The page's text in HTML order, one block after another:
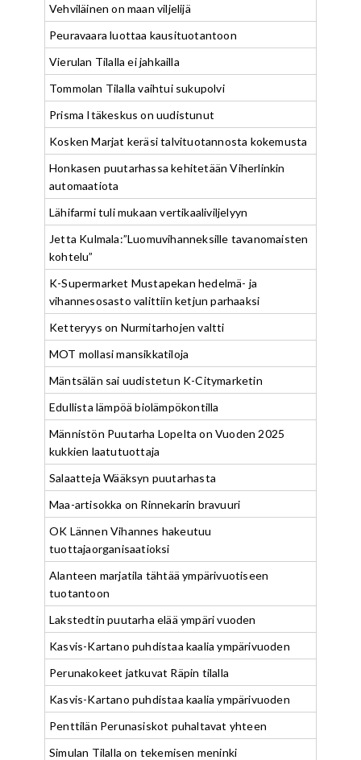
Vehviläinen on maan viljelijä
Peuravaara luottaa kausituotantoon
Vierulan Tilalla ei jahkailla
Tommolan Tilalla vaihtui sukupolvi
Prisma Itäkeskus on uudistunut
Kosken Marjat keräsi talvituotannosta kokemusta
Honkasen puutarhassa kehitetään Viherlinkin
automaatiota
Lähifarmi tuli mukaan vertikaaliviljelyyn
Jetta Kulmala:”Luomuvihanneksille tavanomaisten
kohtelu”
K-Supermarket Mustapekan hedelmä- ja
vihannesosasto valittiin ketjun parhaaksi
Ketteryys on Nurmitarhojen valtti
MOT mollasi mansikkatiloja
Mäntsälän sai uudistetun K-Citymarketin
Edullista lämpöä biolämpökontilla
Männistön Puutarha Lopelta on Vuoden 2025
kukkien laatutuottaja
Salaatteja Wääksyn puutarhasta
Maa-artisokka on Rinnekarin bravuuri
OK Lännen Vihannes hakeutuu
tuottajaorganisaatioksi
Alanteen marjatila tähtää ympärivuotiseen
tuotantoon
Lakstedtin puutarha elää ympäri vuoden
Kasvis-Kartano puhdistaa kaalia ympärivuoden
Perunakokeet jatkuvat Räpin tilalla
Kasvis-Kartano puhdistaa kaalia ympärivuoden
Penttilän Perunasiskot puhaltavat yhteen
Simulan Tilalla on tekemisen meninki